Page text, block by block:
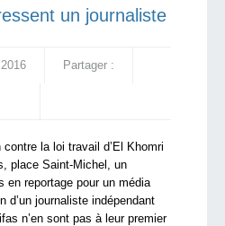
un journaliste
Partager :
la loi travail d’El Khomri
place Saint-Michel, un
en reportage pour un média
d’un journaliste indépendant
n’en sont pas à leur premier